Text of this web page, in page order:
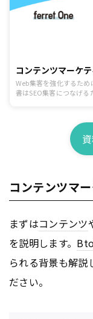
コンテンツマーケ
Web集客を強化するた
書はSEO集客につなげる
コンテンツマ
まずはコンテンツ
を説明します。
られる背景も解説
ださい。